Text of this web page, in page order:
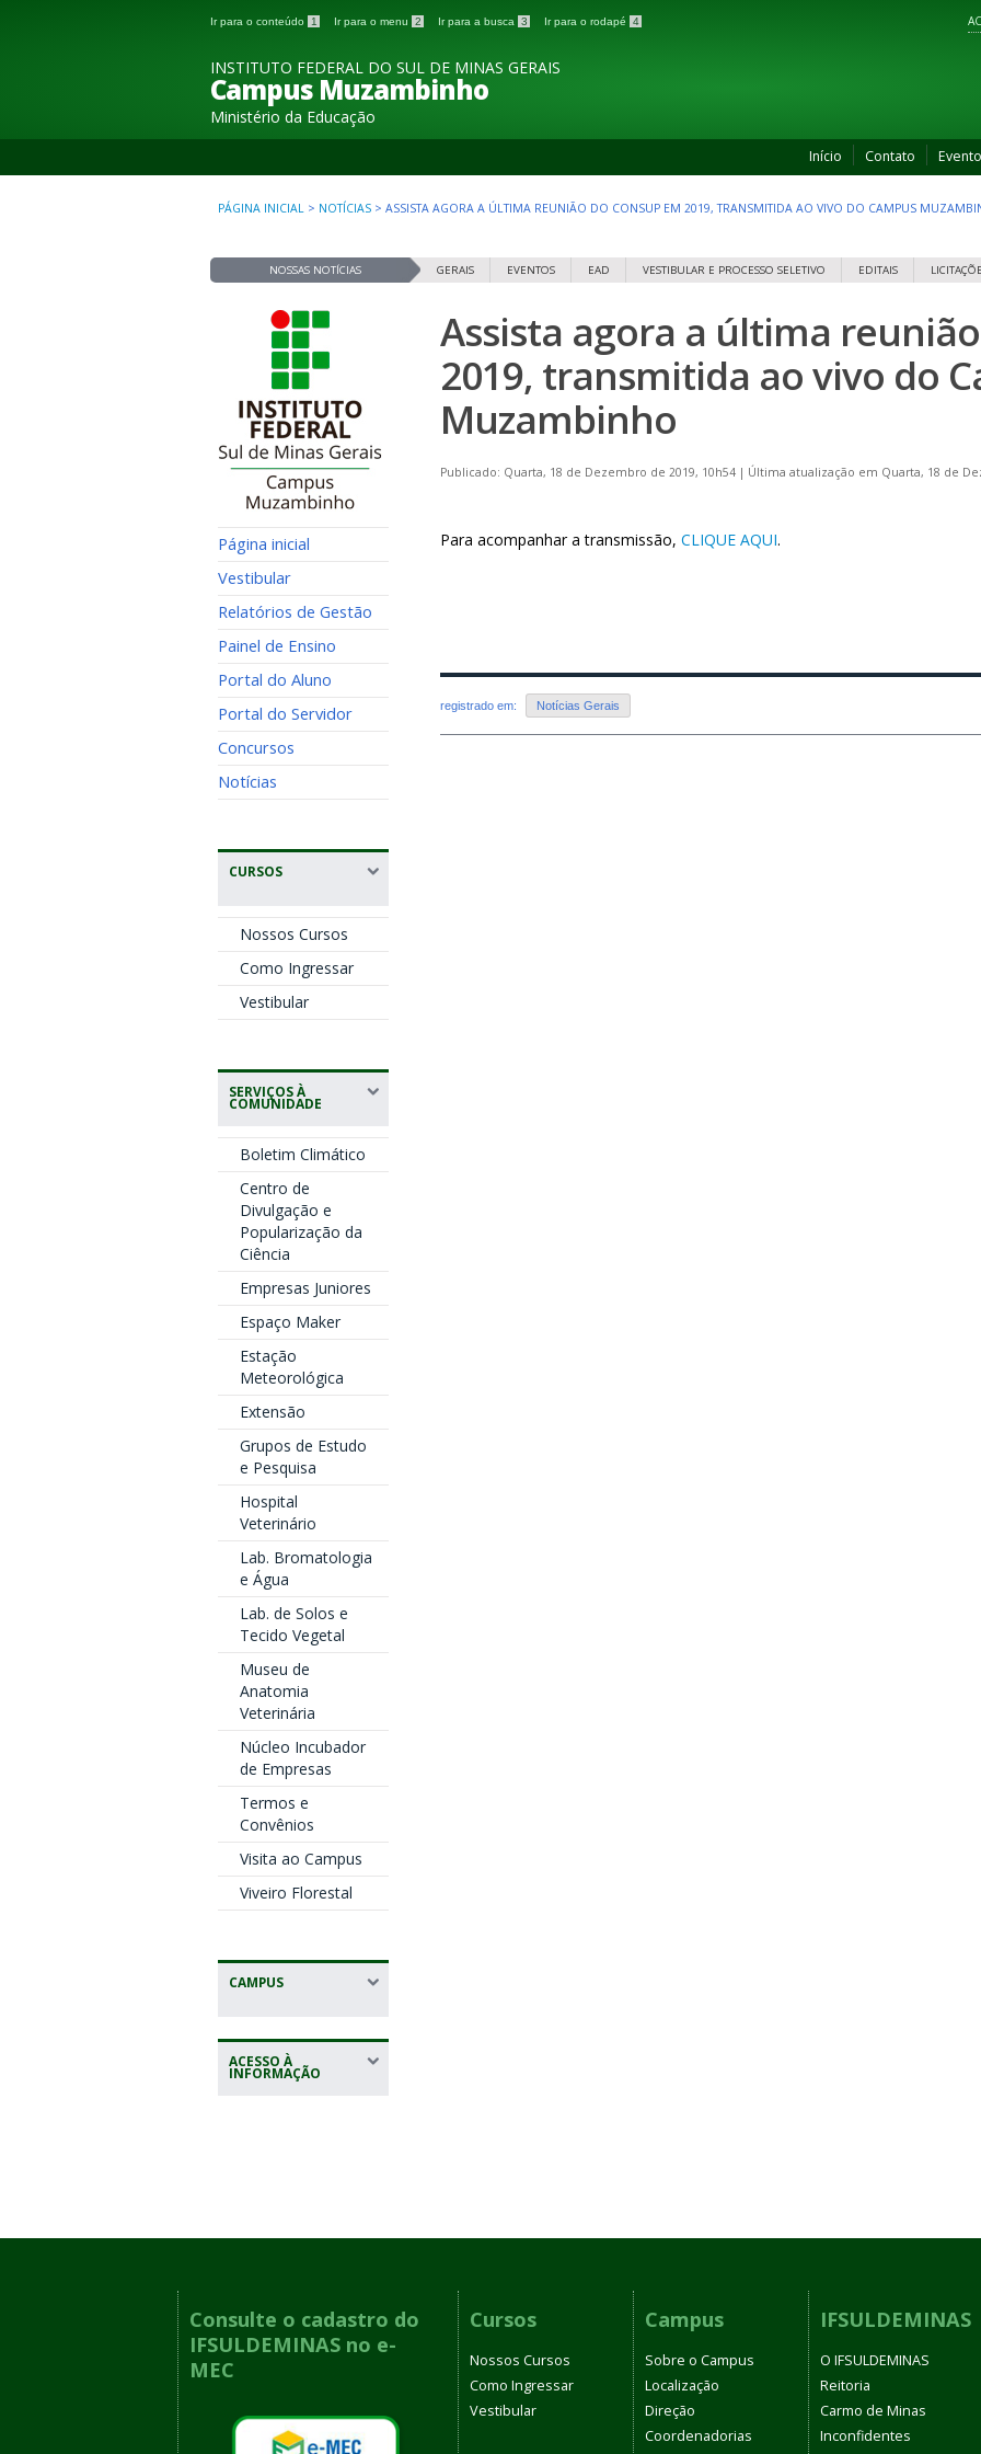
Ir para o conteúdo 1 Ir para o menu 2 Ir para a busca 3 Ir para o rodapé 4
INSTITUTO FEDERAL DO SUL DE MINAS GERAIS
Campus Muzambinho
Ministério da Educação
Início Contato
PÁGINA INICIAL > NOTÍCIAS > ASSISTA AGORA A ÚLTIMA REUNIÃO DO CONSUP EM 2019, TRANSMITIDA AO VIVO DO CAMPUS
NOSSAS NOTÍCIAS GERAIS EVENTOS EAD VESTIBULAR E PROCESSO SELETIVO EDITAIS
Página inicial
Vestibular
Relatórios de Gestão
Painel de Ensino
Portal do Aluno
Portal do Servidor
Concursos
Notícias
CURSOS
Nossos Cursos
Como Ingressar
Vestibular
SERVIÇOS À
COMUNIDADE
Boletim Climático
Centro de
Divulgação e
Popularização da
Ciência
Empresas Juniores
Espaço Maker
Estação
Meteorológica
Extensão
Grupos de Estudo
e Pesquisa
Hospital
Veterinário
Lab. Bromatologia
e Água
Lab. de Solos e
Tecido Vegetal
Museu de
Anatomia
Veterinária
Núcleo Incubador
de Empresas
Termos e
Convênios
Visita ao Campus
Viveiro Florestal
CAMPUS
ACESSO À
INFORMAÇÃO
Assista agora a última reunião
2019, transmitida ao vivo do
Muzambinho
Publicado: Quarta, 18 de Dezembro de 2019, 10h54 | Última atualização em Quarta, 18 de
Para acompanhar a transmissão, CLIQUE AQUI.
registrado em: Notícias Gerais
Consulte o cadastro do
IFSULDEMINAS no e-
MEC
Cursos
Nossos Cursos
Como Ingressar
Vestibular
Campus
Sobre o Campus
Localização
Direção
Coordenadorias
IFSULDEMINAS
O IFSULDEMINAS
Reitoria
Carmo de Minas
Inconfidentes